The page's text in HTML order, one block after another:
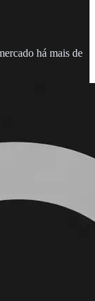
há mais de